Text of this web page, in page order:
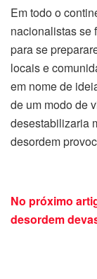
Em todo o
nacionalistas se
para se
locais e
em nome de
de um modo de
desestabilizaria
desordem
No próximo
desordem